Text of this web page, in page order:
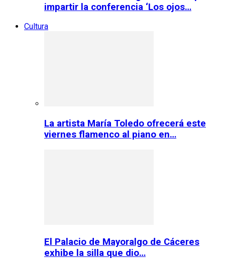
impartir la conferencia ‘Los ojos…
Cultura
La artista María Toledo ofrecerá este
viernes flamenco al piano en…
El Palacio de Mayoralgo de Cáceres
exhibe la silla que dio…